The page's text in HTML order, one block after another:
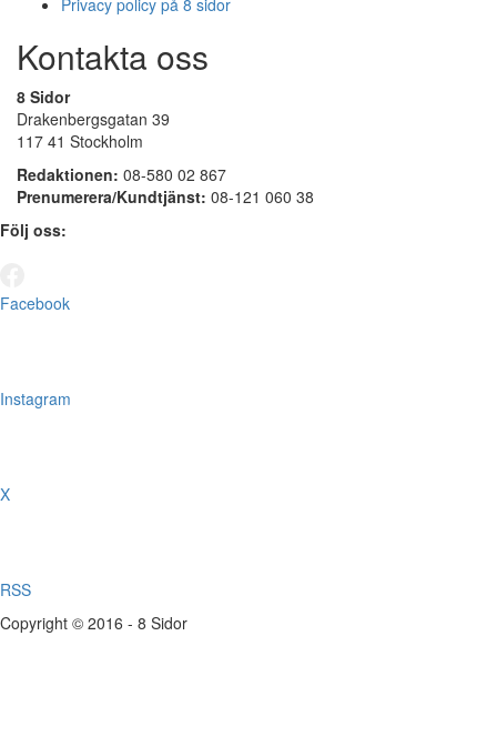
Privacy policy på 8 sidor
Kontakta oss
8 Sidor
Drakenbergsgatan 39
117 41 Stockholm
Redaktionen: 08-580 02 867
Prenumerera/Kundtjänst: 08-121 060 38
Följ oss:
Facebook
Instagram
X
RSS
Copyright © 2016 - 8 Sidor